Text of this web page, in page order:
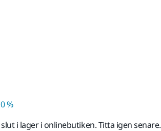
Moms 25,5 %
0 %
i lager i onlinebutiken. Titta igen senare.